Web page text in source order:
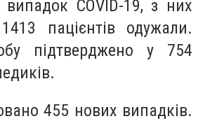
випадок COVID-19, з них
пацієнтів одужали.
підтверджено у 754
455 нових випадків.